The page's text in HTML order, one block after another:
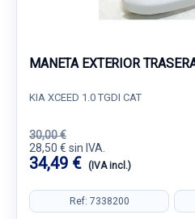
MANETA EXTERIOR
KIA XCEED 1.0 TGDI CAT
30,00 €
28,50 € sin IVA.
34,49 € (IVA incl.)
Ref: 7338200